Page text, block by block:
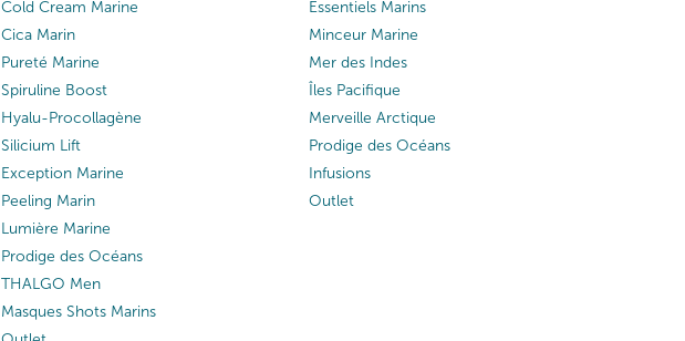
Cold Cream Marine
Cica Marin
Pureté Marine
Spiruline Boost
Hyalu-Procollagène
Silicium Lift
Exception Marine
Peeling Marin
Lumière Marine
Prodige des Océans
THALGO Men
Masques Shots Marins
Essentiels Marins
Minceur Marine
Mer des Indes
Îles Pacifique
Merveille Arctique
Prodige des Océans
Infusions
Outlet